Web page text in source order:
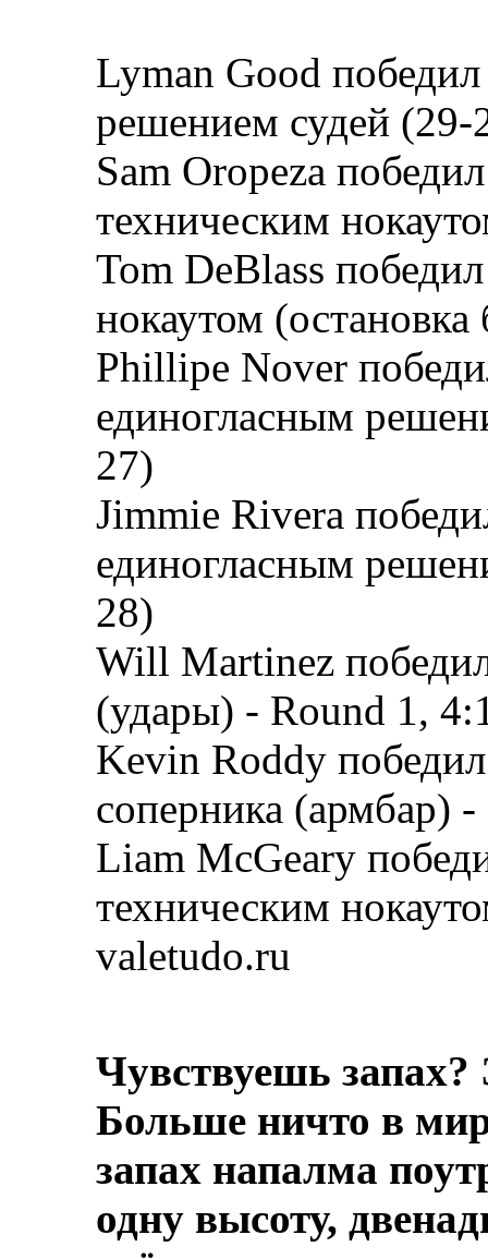
Lyman Good
решением судей
Sam Oropeza
техническим
Tom DeBlass
нокаутом
Phillipe Nover
единогласным
27)
Jimmie Rivera
единогласным
28)
Will Martinez
(удары) - Round 1,
Kevin Roddy
соперника (армбар)
Liam McGeary
техническим
valetudo.ru
Чувствуешь
Больше ничто в
запах напалма
одну высоту,